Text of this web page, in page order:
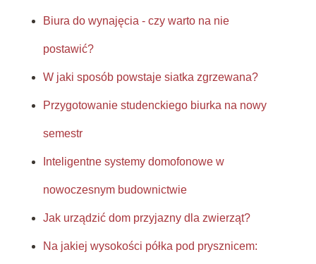
Biura do wynajęcia - czy warto na nie
postawić?
W jaki sposób powstaje siatka zgrzewana?
Przygotowanie studenckiego biurka na nowy
semestr
Inteligentne systemy domofonowe w
nowoczesnym budownictwie
Jak urządzić dom przyjazny dla zwierząt?
Na jakiej wysokości półka pod prysznicem: